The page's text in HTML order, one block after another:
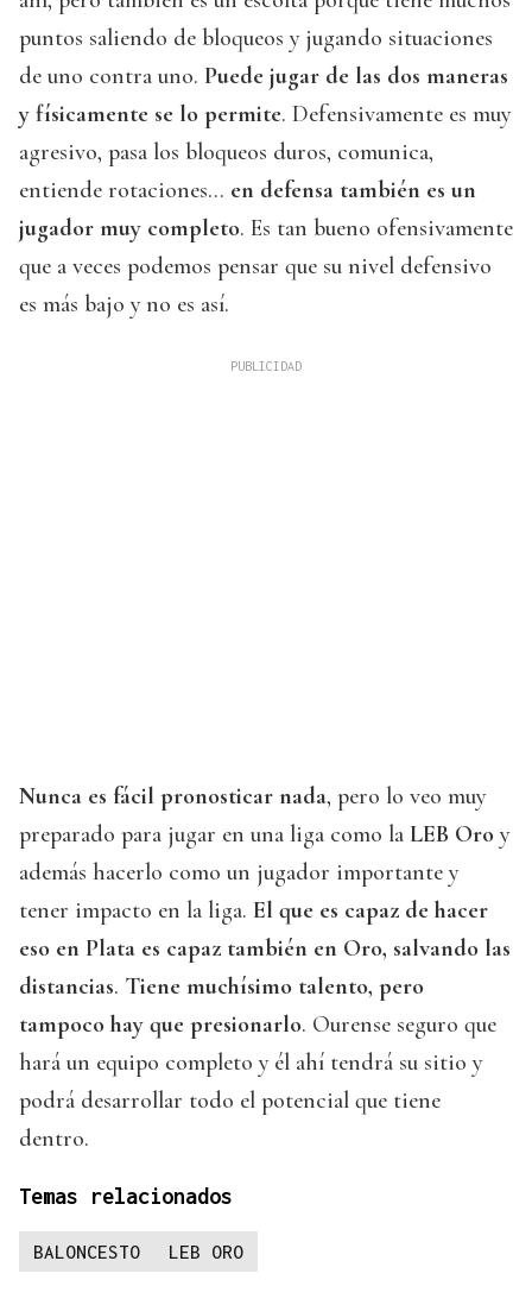
puntos saliendo de bloqueos y jugando situaciones
de uno contra uno. Puede jugar de las dos maneras
y físicamente se lo permite. Defensivamente es muy
agresivo, pasa los bloqueos duros, comunica,
entiende rotaciones… en defensa también es un
jugador muy completo. Es tan bueno ofensivamente
que a veces podemos pensar que su nivel defensivo
es más bajo y no es así.
Nunca es fácil pronosticar nada, pero lo veo muy
preparado para jugar en una liga como la LEB Oro y
además hacerlo como un jugador importante y
tener impacto en la liga. El que es capaz de hacer
eso en Plata es capaz también en Oro, salvando las
distancias. Tiene muchísimo talento, pero
tampoco hay que presionarlo. Ourense seguro que
hará un equipo completo y él ahí tendrá su sitio y
podrá desarrollar todo el potencial que tiene
dentro.
Temas relacionados
BALONCESTO LEB ORO